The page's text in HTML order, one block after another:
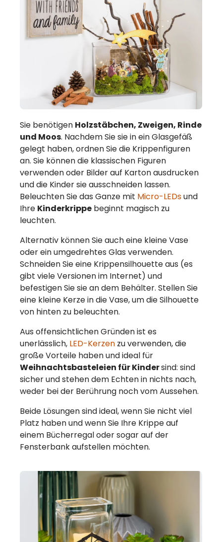
Sie benötigen Holzstäbchen, Zweigen, Rinde
und Moos. Nachdem Sie sie in ein Glasgefäß
gelegt haben, ordnen Sie die Krippenfiguren
an. Sie können die klassischen Figuren
verwenden oder Bilder auf Karton ausdrucken
und die Kinder sie ausschneiden lassen.
Beleuchten Sie das Ganze mit Micro-LEDsund
Ihre Kinderkrippe beginnt magisch zu
leuchten.
Alternativ können Sie auch eine kleine Vase
oder ein umgedrehtes Glas verwenden.
Schneiden Sie eine Krippensilhouette aus (es
gibt viele Versionen im Internet) und
befestigen Sie sie an dem Behälter. Stellen Sie
eine kleine Kerze in die Vase, um die Silhouette
von hinten zu beleuchten.
Aus offensichtlichen Gründen ist es
unerlässlich, LED-Kerzen zu verwenden, die
große Vorteile haben und ideal für
Weihnachtsbasteleien für Kindersind: sind
sicher und stehen dem Echten in nichts nach,
weder bei der Berührung noch vom Aussehen.
Beide Lösungen sind ideal, wenn Sie nicht viel
Platz haben und wenn Sie Ihre Krippe auf
einem Bücherregal oder sogar auf der
Fensterbank aufstellen möchten.